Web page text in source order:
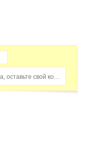
Домохозяйка, пожалуйста, оставьте свой комментарий...